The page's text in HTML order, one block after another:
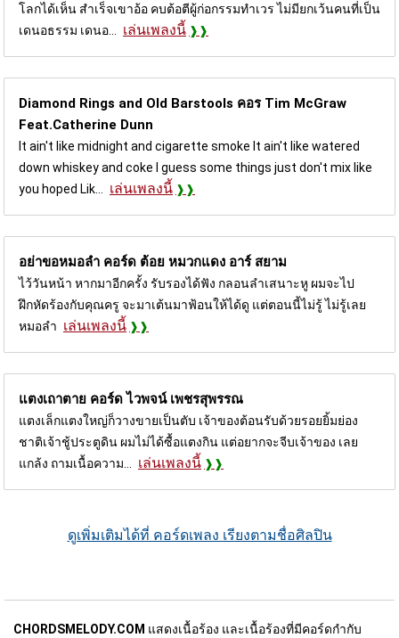
โลกได้เห็น สำเร็จเขาอ้อ คบต้อตีผู้ก่อกรรมทำเวร ไม่มียกเว้นคนที่เป็น
เดนอธรรม เดนอ...
เล่นเพลงนี้
Diamond Rings and Old Barstools คอร Tim McGraw
Feat.Catherine Dunn
It ain't like midnight and cigarette smoke It ain't like watered
down whiskey and coke I guess some things just don't mix like
you hoped Lik...
เล่นเพลงนี้
อย่าขอหมอลำ คอร์ด ต้อย หมวกแดง อาร์ สยาม
ไว้วันหน้า หากมาอีกครั้ง รับรองได้ฟัง กลอนลำเสนาะหู ผมจะไป
ฝึกหัดร้องกับคุณครู จะมาเต้นมาฟ้อนให้ได้ดู แต่ตอนนี้ไม่รู้ ไม่รู้เลย
หมอลำ เล่นเพลงนี้
แตงเถาตาย คอร์ดไวพจน์ เพชรสุพรรณ
แตงเล็กแตงใหญ่ก็วางขายเป็นตับ เจ้าของต้อนรับด้วยรอยยิ้มย่อง
ชาติเจ้าชู้ประตูดิน ผมไม่ได้ซื้อแตงกิน แต่อยากจะจีบเจ้าของ เลย
แกล้ง ถามเนื้อความ...
เล่นเพลงนี้
ดูเพิ่มเติมได้ที่ คอร์ดเพลง เรียงตามชื่อศิลปิน
CHORDSMELODY.COM แสดงเนื้อร้อง และเนื้อร้องที่มีคอร์ดกำกับ